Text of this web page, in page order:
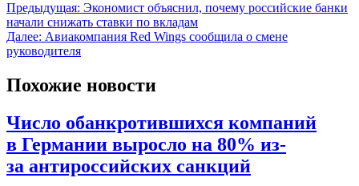
Предыдущая: Экономист объяснил, почему российские банки
начали снижать ставки по вкладам
Далее: Авиакомпания Red Wings сообщила о смене
руководителя
Похожие новости
Число обанкротившихся компаний
в Германии выросло на 80% из-
за антироссийских санкций